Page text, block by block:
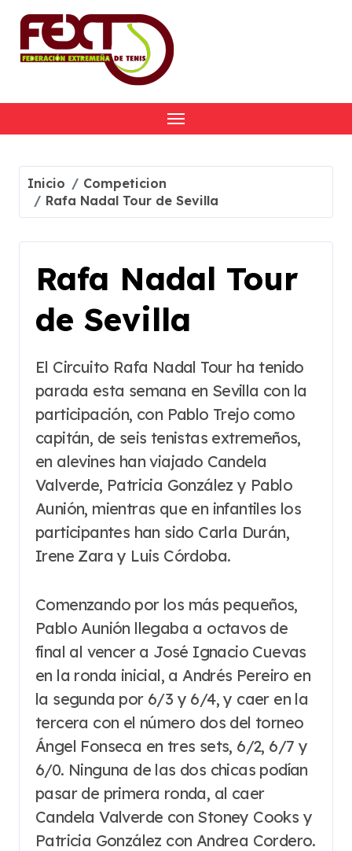
content
Inicio
Competicion
Rafa Nadal Tour de Sevilla
Rafa Nadal Tour
de Sevilla
El Circuito Rafa Nadal Tour ha tenido
parada esta semana en Sevilla con la
participación, con Pablo Trejo como
capitán, de seis tenistas extremeños,
en alevines han viajado Candela
Valverde, Patricia González y Pablo
Aunión, mientras que en infantiles los
participantes han sido Carla Durán,
Irene Zara y Luis Córdoba.
Comenzando por los más pequeños,
Pablo Aunión llegaba a octavos de
final al vencer a José Ignacio Cuevas
en la ronda inicial, a Andrés Pereiro en
la segunda por 6/3 y 6/4, y caer en la
tercera con el número dos del torneo
Ángel Fonseca en tres sets, 6/2, 6/7 y
6/0. Ninguna de las dos chicas podían
pasar de primera ronda, al caer
Candela Valverde con Stoney Cooks y
Patricia González con Andrea Cordero.